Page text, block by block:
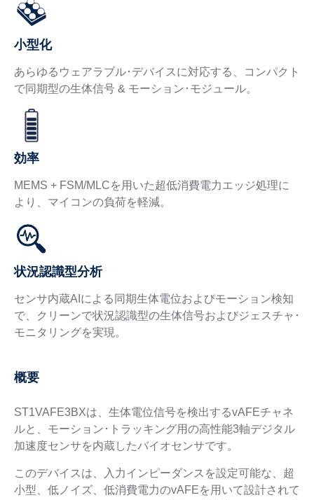
小型化
あらゆるウェアラブル･デバイスに対応する、コンパクト
で同期型の生体信号 & モーション･モジュール。
効率
MEMS + FSM/MLCを用いた超低消費電力エッジ処理に
より、マイコンの負荷を軽減。
状況認識型分析
センサ内蔵AIによる同期生体電位およびモーション検知
で、クリーンで状況認識型の生体信号およびジェスチャ･
モニタリングを実現。
概要
ST1VAFE3BXは、生体電位信号を検出するvAFEチャネ
ルと、モーション･トラッキング用の高性能3軸デジタル
加速度センサを内蔵したバイオセンサです。
このデバイスは、入力インピーダンスを設定可能な、超
小型、低ノイズ、低消費電力のvAFEを用いて設計されて